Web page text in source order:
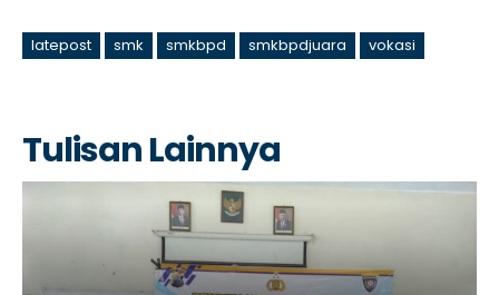
latepost smk smkbpd smkbpdjuara vokasi
Tulisan Lainnya